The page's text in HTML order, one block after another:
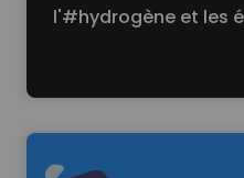
l'#hydrogène et les
Read more